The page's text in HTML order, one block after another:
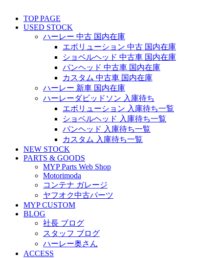
TOP PAGE
USED STOCK
ハーレー 中古 国内在庫
エボリューション 中古 国内在庫
ショベルヘッド 中古車 国内在庫
パンヘッド 中古車 国内在庫
カスタム 中古車 国内在庫
ハーレー 新車 国内在庫
ハーレーダビッドソン 入庫待ち
エボリューション 入庫待ち一覧
ショベルヘッド 入庫待ち一覧
パンヘッド 入庫待ち一覧
カスタム 入庫待ち一覧
NEW STOCK
PARTS & GOODS
MYP Parts Web Shop
Motorimoda
コンテナ ガレージ
ヤフオク中古パーツ
MYP CUSTOM
BLOG
社長 ブログ
スタッフ ブログ
ハーレー奥さん
ACCESS